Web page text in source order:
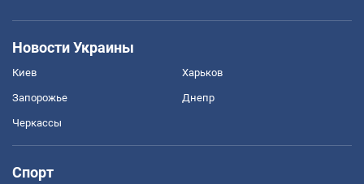
Новости Украины
Киев Харьков
Запорожье Днепр
Черкассы
Спорт